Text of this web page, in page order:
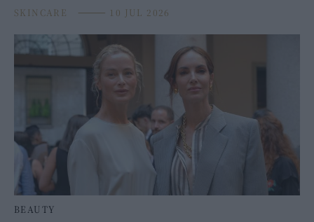
SKINCARE ⸻ 10 JUL 2026
BEAUTY